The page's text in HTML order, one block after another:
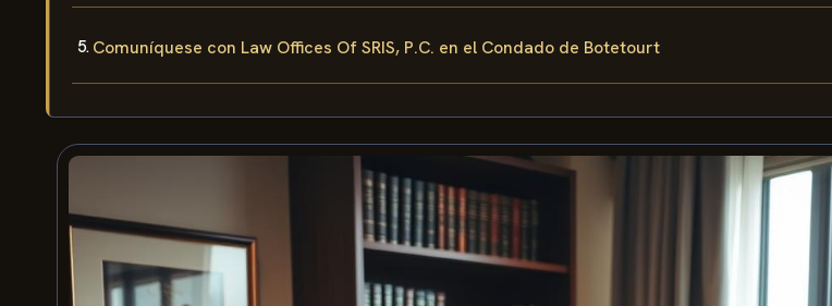
Comuníquese con Law Offices Of SRIS, P.C. en el Condado de Botetourt